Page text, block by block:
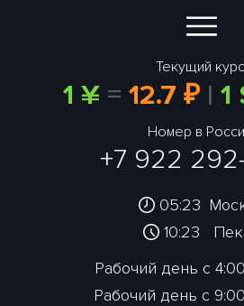
Текущий
1 ¥= 12.7 ₽| 1
Номер в
+7 922
05:23
10:23
Рабочий день с
Рабочий день с